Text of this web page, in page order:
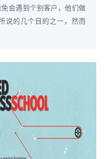
会遇到个别客户，他们做
说的几个目的之一，然而